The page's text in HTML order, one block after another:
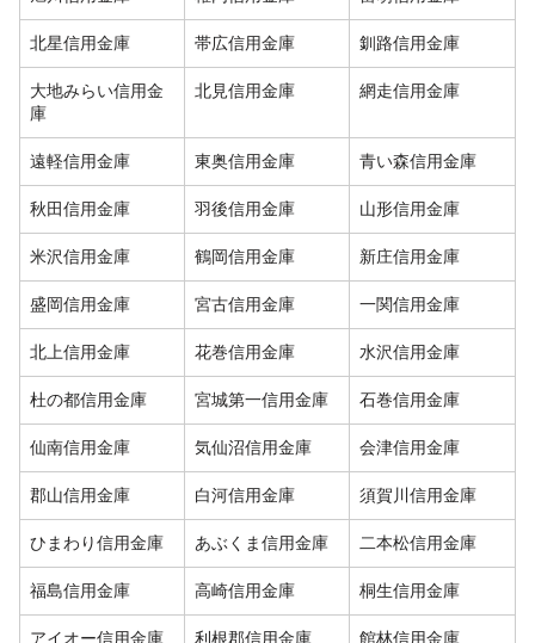
北星信用金庫 帯広信用金庫 釧路信用金庫
大地みらい信用金
庫
北見信用金庫 網走信用金庫
遠軽信用金庫 東奥信用金庫 青い森信用金庫
秋田信用金庫 羽後信用金庫 山形信用金庫
米沢信用金庫 鶴岡信用金庫 新庄信用金庫
盛岡信用金庫 宮古信用金庫 一関信用金庫
北上信用金庫 花巻信用金庫 水沢信用金庫
杜の都信用金庫 宮城第一信用金庫 石巻信用金庫
仙南信用金庫 気仙沼信用金庫 会津信用金庫
郡山信用金庫 白河信用金庫 須賀川信用金庫
ひまわり信用金庫 あぶくま信用金庫 二本松信用金庫
福島信用金庫 高崎信用金庫 桐生信用金庫
アイオー信用金庫 利根郡信用金庫 館林信用金庫